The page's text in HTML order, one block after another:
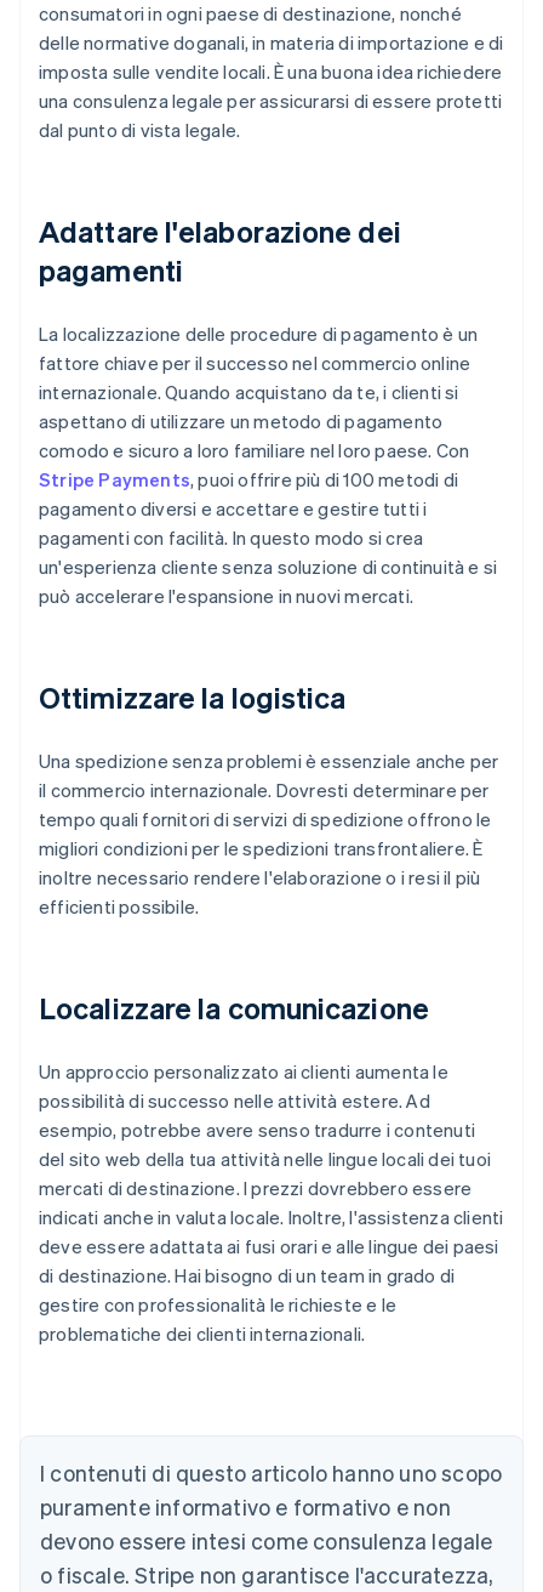
consumatori in ogni paese di destinazione, nonché
delle normative doganali, in materia di importazione e di
imposta sulle vendite locali. È una buona idea richiedere
una consulenza legale per assicurarsi di essere protetti
dal punto di vista legale.
Adattare l'elaborazione dei
pagamenti
La localizzazione delle procedure di pagamento è un
fattore chiave per il successo nel commercio online
internazionale. Quando acquistano da te, i clienti si
aspettano di utilizzare un metodo di pagamento
comodo e sicuro a loro familiare nel loro paese. Con
Stripe Payments, puoi offrire più di 100 metodi di
pagamento diversi e accettare e gestire tutti i
pagamenti con facilità. In questo modo si crea
un'esperienza cliente senza soluzione di continuità e si
può accelerare l'espansione in nuovi mercati.
Ottimizzare la logistica
Una spedizione senza problemi è essenziale anche per
il commercio internazionale. Dovresti determinare per
tempo quali fornitori di servizi di spedizione offrono le
migliori condizioni per le spedizioni transfrontaliere. È
inoltre necessario rendere l'elaborazione o i resi il più
efficienti possibile.
Localizzare la comunicazione
Un approccio personalizzato ai clienti aumenta le
possibilità di successo nelle attività estere. Ad
esempio, potrebbe avere senso tradurre i contenuti
del sito web della tua attività nelle lingue locali dei tuoi
mercati di destinazione. I prezzi dovrebbero essere
indicati anche in valuta locale. Inoltre, l'assistenza clienti
deve essere adattata ai fusi orari e alle lingue dei paesi
di destinazione. Hai bisogno di un team in grado di
gestire con professionalità le richieste e le
problematiche dei clienti internazionali.
I contenuti di questo articolo hanno uno scopo
puramente informativo e formativo e non
devono essere intesi come consulenza legale
o fiscale. Stripe non garantisce l'accuratezza,
Austria
Belgio
Nederlands FrançaisDeutschEnglish
Brasile
Português English
Bulgaria